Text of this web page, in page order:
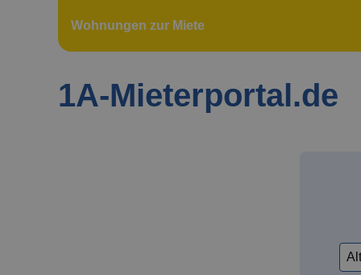
Wohnungen zur Miete
1A-Mieterportal.de